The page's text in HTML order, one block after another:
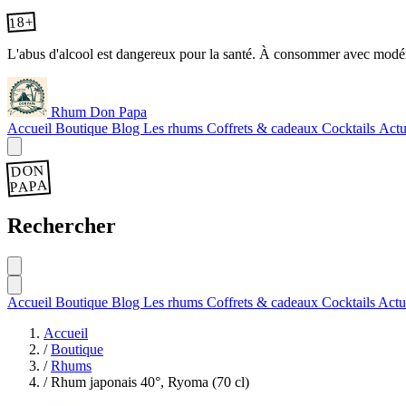
18+
L'abus d'alcool est dangereux pour la santé. À consommer avec
Rhum Don Papa
Accueil Boutique Blog Les rhums Coffrets & cadeaux Cocktails
DON
PAPA
Rechercher
Accueil Boutique Blog Les rhums Coffrets & cadeaux Cocktails
Accueil
/ Boutique
/ Rhums
/ Rhum japonais 40°, Ryoma (70 cl)